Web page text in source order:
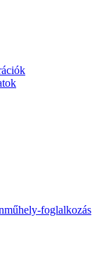
foglalkozás